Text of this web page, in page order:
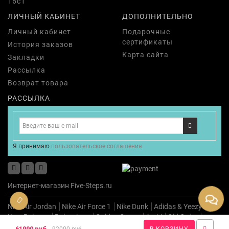
ЛИЧНЫЙ КАБИНЕТ
Личный кабинет
История заказов
Закладки
Рассылка
Возврат товара
ДОПОЛНИТЕЛЬНО
Подарочные
сертификаты
Карта сайта
РАССЫЛКА
Я принимаю пользовательское соглашения
Интернет-магазин Five-Steps.ru
Nike Air Jordan Nike Air Force 1 Nike Dunk
Adidas & Yeezy
New Balance
Balenciaga Golden Goose Amiri
Old Order
Premiata
Новинки